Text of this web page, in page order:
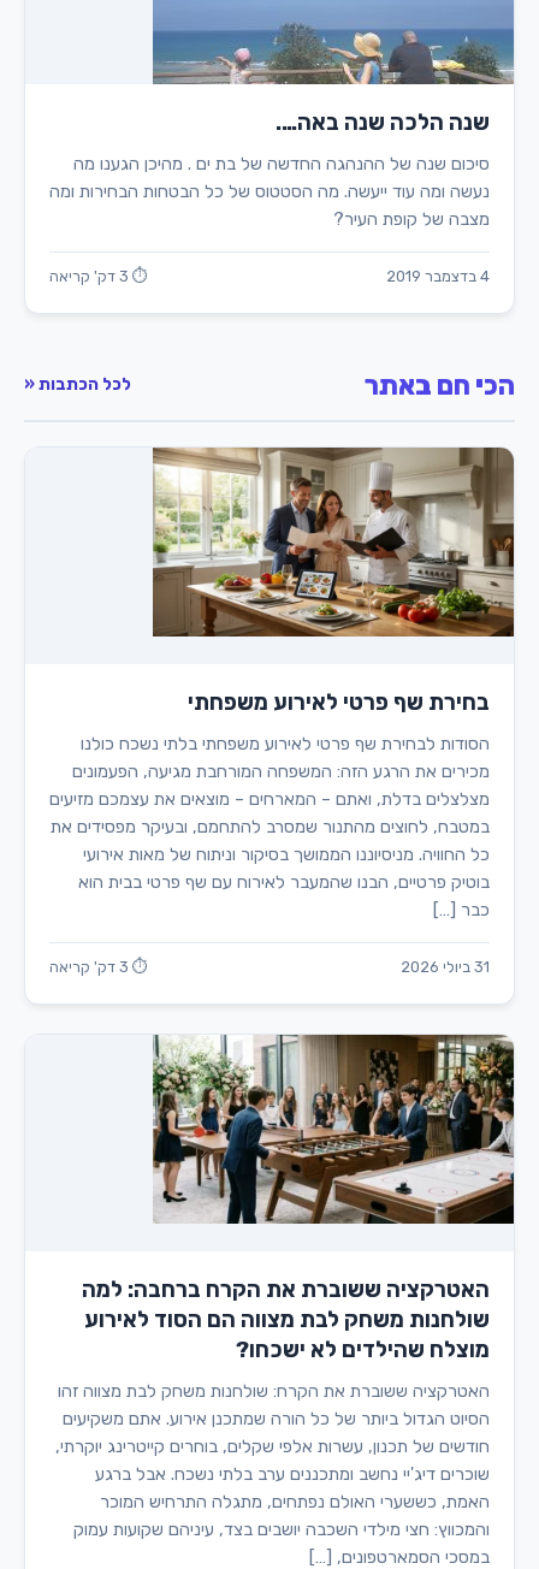
שנה הלכה שנה באה….
סיכום שנה של ההנהגה החדשה של בת ים . מהיכן הגענו מה
נעשה ומה עוד ייעשה. מה הסטטוס של כל הבטחות הבחירות ומה
מצבה של קופת העיר?
4 בדצמבר 2019 ⏱ 3 דק' קריאה
הכי חם באתר לכל הכתבות «
בחירת שף פרטי לאירוע משפחתי
הסודות לבחירת שף פרטי לאירוע משפחתי בלתי נשכח כולנו
מכירים את הרגע הזה: המשפחה המורחבת מגיעה, הפעמונים
מצלצלים בדלת, ואתם – המארחים – מוצאים את עצמכם מזיעים
במטבח, לחוצים מהתנור שמסרב להתחמם, ובעיקר מפסידים את
כל החוויה. מניסיוננו הממושך בסיקור וניתוח של מאות אירועי
בוטיק פרטיים, הבנו שהמעבר לאירוח עם שף פרטי בבית הוא
כבר […]
31 ביולי 2026 ⏱ 3 דק' קריאה
האטרקציה ששוברת את הקרח ברחבה: למה
שולחנות משחק לבת מצווה הם הסוד לאירוע
מוצלח שהילדים לא ישכחו?
האטרקציה ששוברת את הקרח: שולחנות משחק לבת מצווה זהו
הסיוט הגדול ביותר של כל הורה שמתכנן אירוע. אתם משקיעים
חודשים של תכנון, עשרות אלפי שקלים, בוחרים קייטרינג יוקרתי,
שוכרים דיג'יי נחשב ומתכננים ערב בלתי נשכח. אבל ברגע
האמת, כששערי האולם נפתחים, מתגלה התרחיש המוכר
והמכווץ: חצי מילדי השכבה יושבים בצד, עיניהם שקועות עמוק
במסכי הסמארטפונים, […]